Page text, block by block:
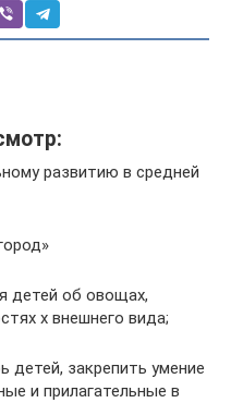
развитию в средней
детей об овощах,
х внешнего вида;
детей, закрепить умение
и прилагательные в